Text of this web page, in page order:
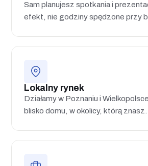
Sam planujesz spotkania i
efekt, nie godziny spędzone przy
Lokalny rynek
Działamy w Poznaniu i
blisko domu, w okolicy, którą znasz.